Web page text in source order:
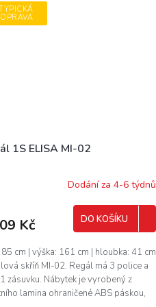
1S ELISA MI-02
Dodání za 4-6 týdnů
Kč DO KOŠÍKU
85 cm | výška: 161 cm | hloubka: 41 cm
skříň MI-02. Regál má 3 police a
zásuvku. Nábytek je vyrobený z
lamina ohraničené ABS páskou,